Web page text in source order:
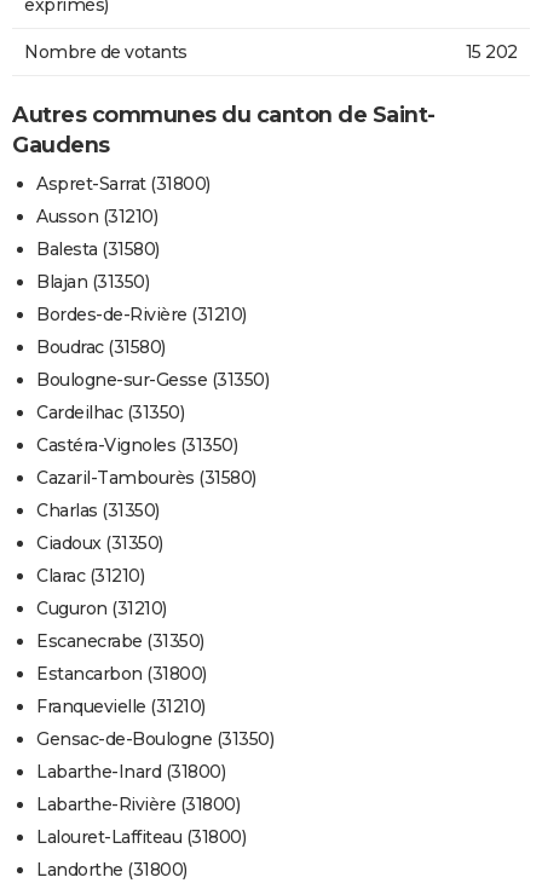
exprimés)
Nombre de votants 15 202
Autres communes du canton de Saint-
Gaudens
Aspret-Sarrat (31800)
Ausson (31210)
Balesta (31580)
Blajan (31350)
Bordes-de-Rivière (31210)
Boudrac (31580)
Boulogne-sur-Gesse (31350)
Cardeilhac (31350)
Castéra-Vignoles (31350)
Cazaril-Tambourès (31580)
Charlas (31350)
Ciadoux (31350)
Clarac (31210)
Cuguron (31210)
Escanecrabe (31350)
Estancarbon (31800)
Franquevielle (31210)
Gensac-de-Boulogne (31350)
Labarthe-Inard (31800)
Labarthe-Rivière (31800)
Lalouret-Laffiteau (31800)
Landorthe (31800)